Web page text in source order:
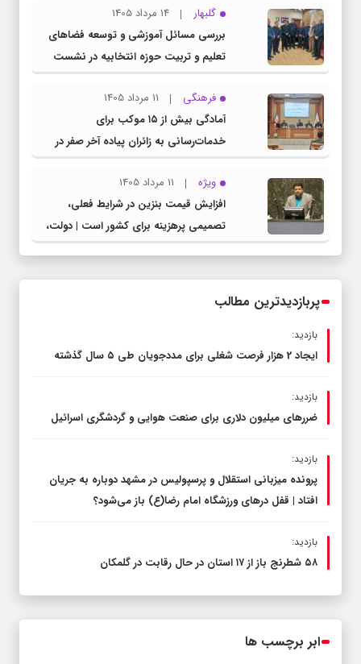
گلبهار
14 مرداد 1405
بررسی مسائل آموزشی و توسعه فضاهای
تعلیم و تربیت حوزه انتخابیه در نشست
مشترک عضو کمیسیون آموزش مجلس با
مدیرکل آموزش و پرورش خراسان رضوی
فرهنگی
11 مرداد 1405
آمادگی بیش از ۱۵ موکب برای
خدمات‌رسانی به زائران پیاده آخر صفر در
شهرستان چناران
ویژه
11 مرداد 1405
افزایش قیمت بنزین در شرایط فعلی،
تصمیمی پرهزینه برای کشور است | دولت،
قاچاق سوخت و عوامل اصلی ناترازی را
پربازدیدترین مطالب
بازدید:
ایجاد 2 هزار فرصت شغلی برای مددجویان طی ۵ سال گذشته
بازدید:
ضررهای میلیون دلاری برای صنعت هوایی و گردشگری اسرائیل
بازدید:
پرونده میزبانی استقلال و پرسپولیس در مشهد دوباره به جریان
افتاد | قفل در‌های ورزشگاه امام رضا(ع) باز می‌شود؟
بازدید:
۵۸ شطرنج‌ باز از ۱۷ استان در حال رقابت در گلمکان
ابر برچسب ها